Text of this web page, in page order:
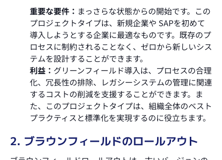
重要な要件： まっさらな状態からの開始です。この
プロジェクトタイプは、新規企業や SAPを初めて
導入しようとする企業に最適なものです。既存のプ
ロセスに制約されることなく、ゼロから新しいシス
テムを設計することができます。
利益： グリーンフィールド導入は、プロセスの合理
化、冗長性の排除、レガシーシステムの管理に関連
するコストの削減を支援することができます。ま
た、このプロジェクトタイプは、組織全体のベスト
プラクティスと標準化を実現するのに役立ちます。
2. ブラウンフィールドのロールアウト